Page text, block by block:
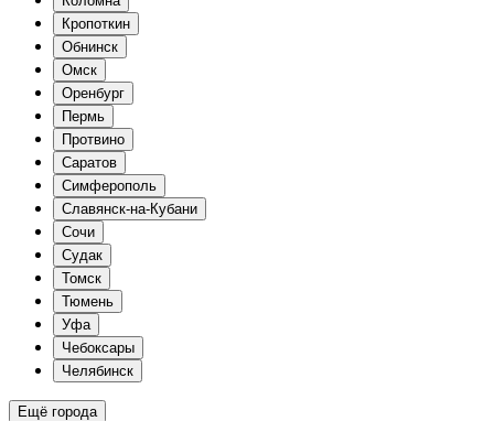
Кропоткин
Обнинск
Омск
Оренбург
Пермь
Протвино
Саратов
Симферополь
Славянск-на-Кубани
Сочи
Судак
Томск
Тюмень
Уфа
Чебоксары
Челябинск
Ещё города